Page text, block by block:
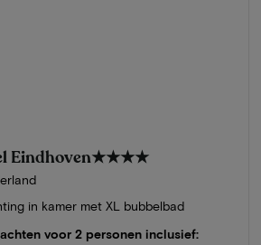
Eindhoven★★★★
in kamer met XL bubbelbad
voor 2 personen inclusief: